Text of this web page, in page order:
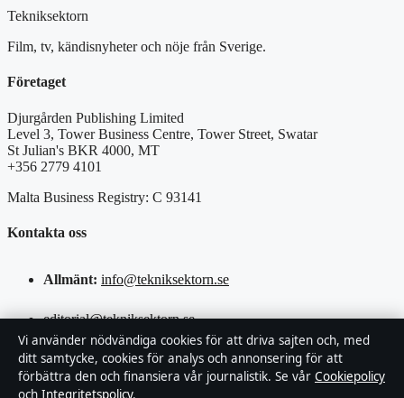
Tekniksektorn
Film, tv, kändisnyheter och nöje från Sverige.
Företaget
Djurgården Publishing Limited
Level 3, Tower Business Centre, Tower Street, Swatar
St Julian's BKR 4000, MT
+356 2779 4101
Malta Business Registry: C 93141
Kontakta oss
Allmänt: info@tekniksektorn.se
editorial@tekniksektorn.se
tips@tekniksektorn.se
Vi använder nödvändiga cookies för att driva sajten och, med
ditt samtycke, cookies för analys och annonsering för att
förbättra den och finansiera vår journalistik. Se vår Cookiepolicy
och Integritetspolicy.